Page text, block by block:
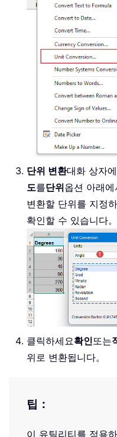
단위 변환대화 상자
도를단위옵션 아래
변환할 단위를 지정
확인할 수 있습니다
클릭하세요확인또는
위로 변환됩니다。
팁：
이 유틸리티를 적용